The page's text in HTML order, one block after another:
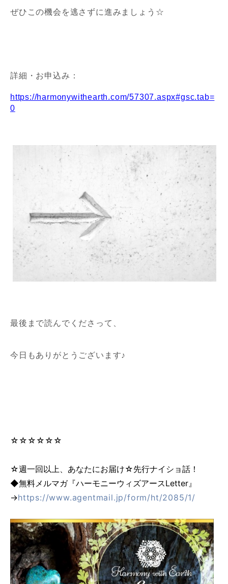
ぜひこの機会を逃さずに進みましょう☆
詳細・お申込み：
https://harmonywithearth.com/57307.aspx#gsc.tab=
0
最後まで読んでくださって、
今日もありがとうございます♪
☆☆☆☆☆☆
☆週一回以上、あなたにお届け☆先行ナイショ話！
◆無料メルマガ『ハーモニーウィズアースLetter』
→https://www.agentmail.jp/form/ht/2085/1/